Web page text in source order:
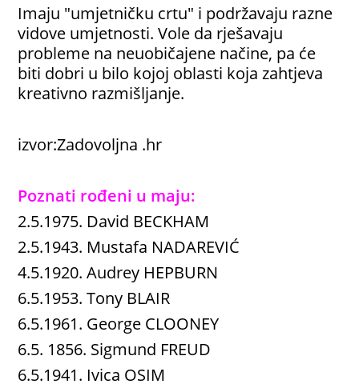
Imaju "umjetničku crtu" i podržavaju razne
vidove umjetnosti. Vole da rješavaju
probleme na neuobičajene načine, pa će
biti dobri u bilo kojoj oblasti koja zahtjeva
kreativno razmišljanje.
izvor:Zadovoljna .hr
Poznati rođeni u maju:
2.5.1975. David BECKHAM
2.5.1943. Mustafa NADAREVIĆ
4.5.1920. Audrey HEPBURN
6.5.1953. Tony BLAIR
6.5.1961. George CLOONEY
6.5. 1856. Sigmund FREUD
6.5.1941. Ivica OSIM